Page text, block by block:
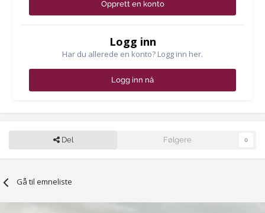
Opprett en konto
Logg inn
Har du allerede en konto? Logg inn her.
Logg inn nå
Del Følgere 0
Gå til emneliste